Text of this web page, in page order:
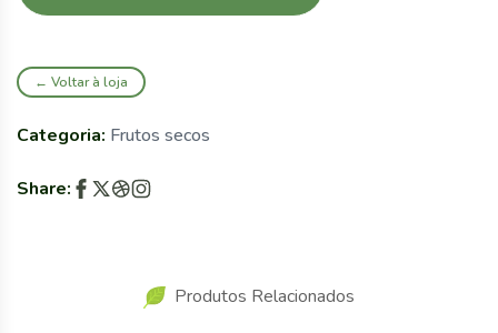
← Voltar à loja
Categoria: Frutos secos
Share:
Produtos Relacionados